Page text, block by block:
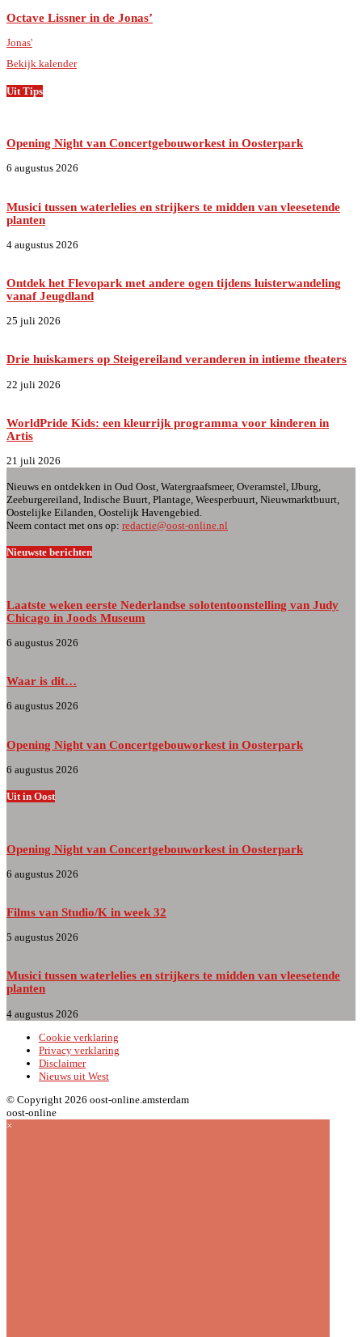
Octave Lissner in de Jonas’
Jonas'
Bekijk kalender
Uit Tips
Opening Night van Concertgebouworkest in Oosterpark
6 augustus 2026
Musici tussen waterlelies en strijkers te midden van vleesetende
planten
4 augustus 2026
Ontdek het Flevopark met andere ogen tijdens luisterwandeling
vanaf Jeugdland
25 juli 2026
Drie huiskamers op Steigereiland veranderen in intieme theaters
22 juli 2026
WorldPride Kids: een kleurrijk programma voor kinderen in
Artis
21 juli 2026
Nieuws en ontdekken in Oud Oost, Watergraafsmeer, Overamstel, IJburg,
Zeeburgereiland, Indische Buurt, Plantage, Weesperbuurt, Nieuwmarktbuurt,
Oostelijke Eilanden, Oostelijk Havengebied.
Neem contact met ons op: redactie@oost-online.nl
Nieuwste berichten
Laatste weken eerste Nederlandse solotentoonstelling van Judy
Chicago in Joods Museum
6 augustus 2026
Waar is dit…
6 augustus 2026
Opening Night van Concertgebouworkest in Oosterpark
6 augustus 2026
Uit in Oost
Opening Night van Concertgebouworkest in Oosterpark
6 augustus 2026
Films van Studio/K in week 32
5 augustus 2026
Musici tussen waterlelies en strijkers te midden van vleesetende
planten
4 augustus 2026
Cookie verklaring
Privacy verklaring
Disclaimer
Nieuws uit West
© Copyright 2026 oost-online.amsterdam
oost-online
×